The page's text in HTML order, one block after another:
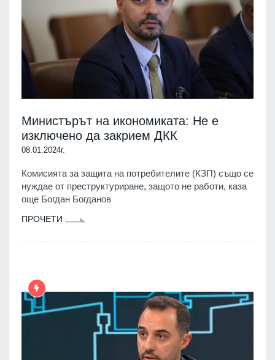
Министърът на икономиката: Не е
изключено да закрием ДКК
08.01.2024г.
Комисията за защита на потребителите (КЗП) също се
нуждае от преструктуриране, защото не работи, каза
още Богдан Богданов
ПРОЧЕТИ